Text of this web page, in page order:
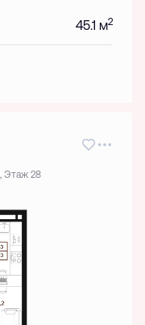
45.1 м2
Этаж 28